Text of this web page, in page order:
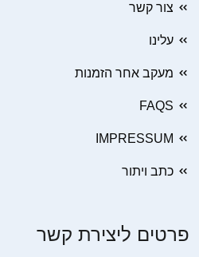
צור קשר
עלינו
מעקב אחר הזמנות
FAQS
IMPRESSUM
כתב ויתור
פרטים ליצירת קשר